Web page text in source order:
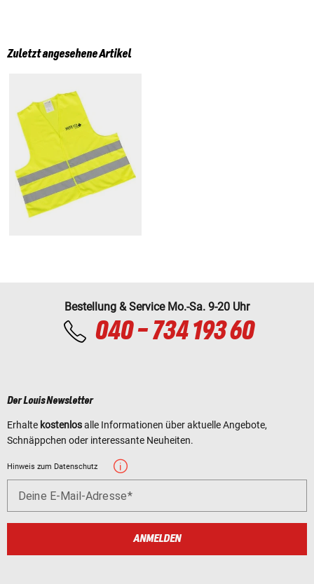
Zuletzt angesehene Artikel
Bestellung & Service Mo.-Sa. 9-20 Uhr
040 - 734 193 60
Der Louis Newsletter
Erhalte kostenlosalle Informationen über aktuelle Angebote,
Schnäppchen oder interessante Neuheiten.
Hinweis zum Datenschutz
Deine E-Mail-Adresse
ANMELDEN